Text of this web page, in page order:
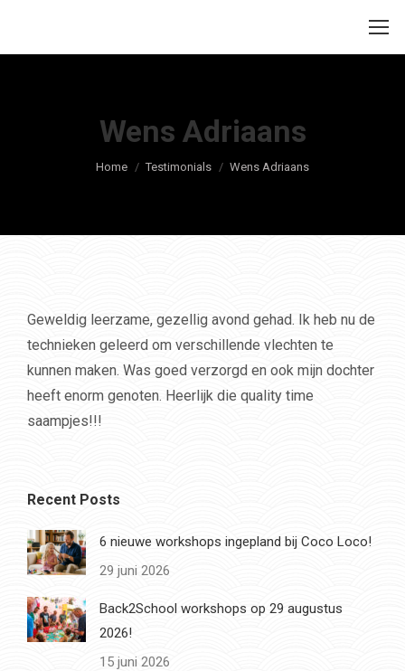
Wens Adriaans
Je bent hier:
Home Testimonials Wens Adriaans
Geweldig leerzame, gezellig avond gehad. Ik heb nu de
technieken geleerd om verschillende vlechten te
kunnen maken. Was goed verzorgd en ook mijn dochter
heeft enorm genoten. Heerlijk die quality time
saampjes!!!
Recent Posts
6 nieuwe workshops ingepland bij Coco Loco!
29 juni 2026
Back2School workshops op 29 augustus
2026!
15 juni 2026